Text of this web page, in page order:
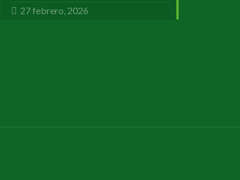
27 febrero, 2026